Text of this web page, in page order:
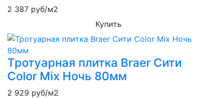
2 387 руб/м2
Купить
Тротуарная плитка Braer Сити
Color Mix Ночь 80мм
2 929 руб/м2